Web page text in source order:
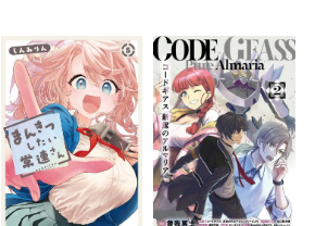
転生した。痩せ
て、破滅回避し悪
役達による犯罪を
未然に防いでスロ
ーライフを目指
す 2
様の教育係!?
（２） 姫様のお世
話で手いっぱいな
ので、王子様との
恋愛はまた今度！